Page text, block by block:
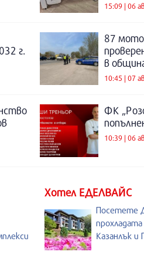
15:09 | 06
г.
87
в
10:45 | 07
ФК
10:39 | 06
Хотел ЕДЕЛВАЙС
Посетете
Казанлък и